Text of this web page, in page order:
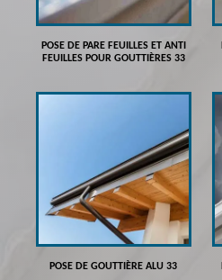
POSE DE PARE FEUILLES ET ANTI
FEUILLES POUR GOUTTIÈRES 33
POSE DE GOUTTIÈRE ALU 33